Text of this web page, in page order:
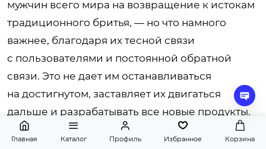
мужчин всего мира на возвращение к истокам
традиционного бритья, — но что намного
важнее, благодаря их тесной связи
с пользователями и постоянной обратной
связи. Это не дает им останавливаться
на достигнутом, заставляет их двигаться
дальше и разрабатывать все новые продукты.
И каждый год мы ждем с нетерпением
Главная Каталог Профиль Избранное Корзина